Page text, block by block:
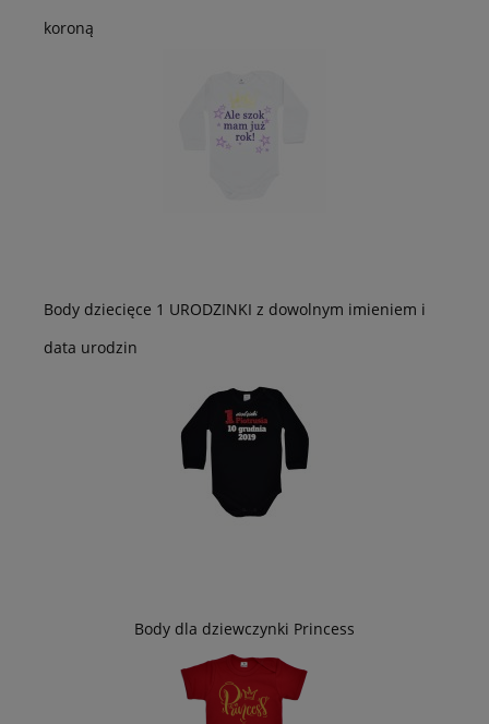
koroną
Body dziecięce 1 URODZINKI z dowolnym imieniem i
data urodzin
Body dla dziewczynki Princess